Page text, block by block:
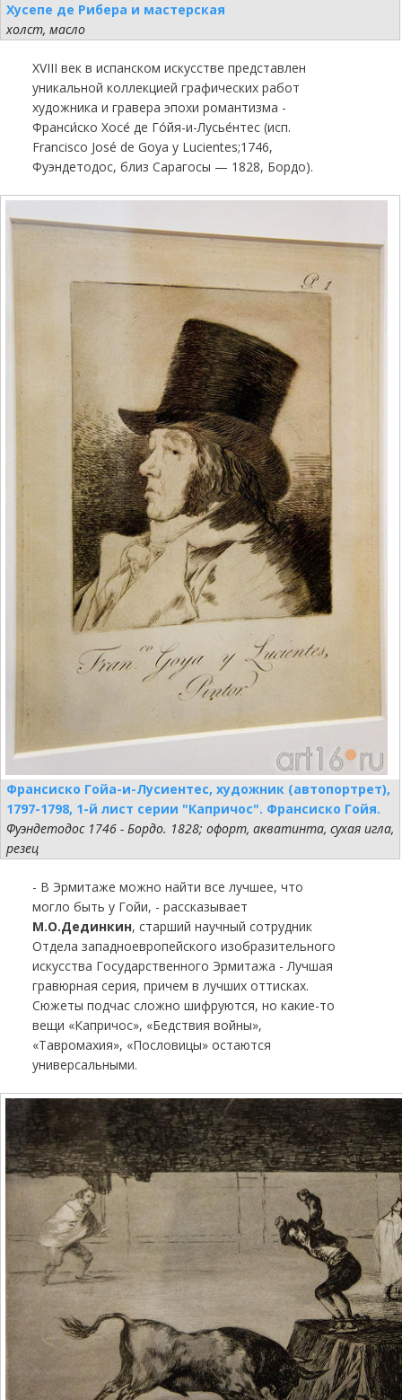
Хусепе де Рибера и мастерская
холст, масло
XVIII век в испанском искусстве представлен
уникальной коллекцией графических работ
художника и гравера эпохи романтизма -
Франси́ско Хосе́ де Го́йя-и-Лусье́нтес (исп.
Francisco José de Goya y Lucientes;1746,
Фуэндетодос, близ Сарагосы — 1828, Бордо).
Франсиско Гойа-и-Лусиентес, художник (автопортрет),
1797-1798, 1-й лист серии "Капричос". Франсиско Гойя.
Фуэндетодос 1746 - Бордо. 1828; офорт, акватинта, сухая игла,
резец
- В Эрмитаже можно найти все лучшее, что
могло быть у Гойи, - рассказывает
М.О.Дединкин, старший научный сотрудник
Отдела западноевропейского изобразительного
искусства Государственного Эрмитажа - Лучшая
гравюрная серия, причем в лучших оттисках.
Сюжеты подчас сложно шифруются, но какие-то
вещи «Капричос», «Бедствия войны»,
«Тавромахия», «Пословицы» остаются
универсальными.